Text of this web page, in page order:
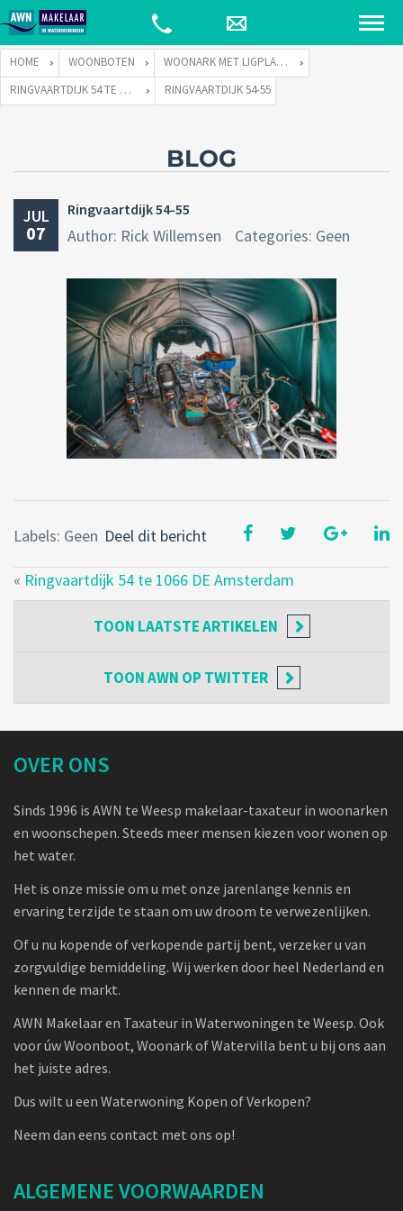
HOME WOONBOTEN
WOONARK MET LIGPLAATS
RINGVAARTDIJK 54 TE 1066 DE AMSTERDAM
RINGVAARTDIJK 54-55
BLOG
JUL
07
Ringvaartdijk 54-55
Author: Rick Willemsen Categories: Geen
Deel dit bericht
Labels: Geen
« Ringvaartdijk 54 te 1066 DE Amsterdam
TOON LAATSTE ARTIKELEN
TOONAWN OP TWITTER
OVER ONS
Sinds 1996 is AWN te Weesp makelaar-taxateur in woonarken
en woonschepen. Steeds meer mensen kiezen voor wonen op
het water.
Het is onze missie om u met onze jarenlange kennis en
ervaring terzijde te staan om uw droom te verwezenlijken.
Of u nu kopende of verkopende partij bent, verzeker u van
zorgvuldige bemiddeling. Wij werken door heel Nederland en
kennen de markt.
AWN Makelaar en Taxateur in Waterwoningen te Weesp. Ook
voor úw Woonboot, Woonark of Watervilla bent u bij ons aan
het juiste adres.
Dus wilt u een Waterwoning Kopen of Verkopen?
Neem dan eens contact met ons op!
ALGEMENE VOORWAARDEN